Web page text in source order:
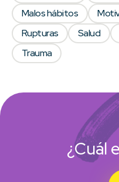
¿Cuál
Malos hábitos
Rupturas
Salud
Trauma